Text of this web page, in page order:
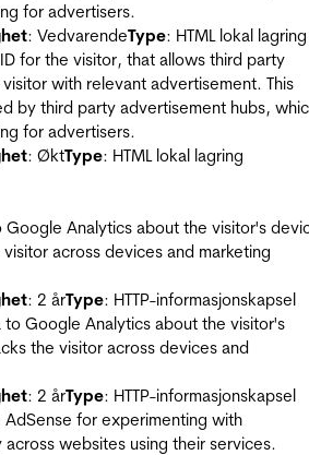
for advertisers.
: VedvarendeType: HTML lokal lagring
for the visitor, that allows third party
with relevant advertisement. This
by third party advertisement hubs,
for advertisers.
: ØktType: HTML lokal lagring
Google Analytics about the visitor's
across devices and marketing
: 2 årType: HTTP-informasjonskapsel
to Google Analytics about the visitor's
the visitor across devices and
: 2 årType: HTTP-informasjonskapsel
for experimenting with
websites using their services.